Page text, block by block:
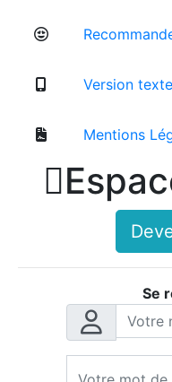
Version texte
Mentions

Se